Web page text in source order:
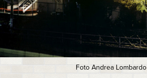
Foto Andrea Lombardo